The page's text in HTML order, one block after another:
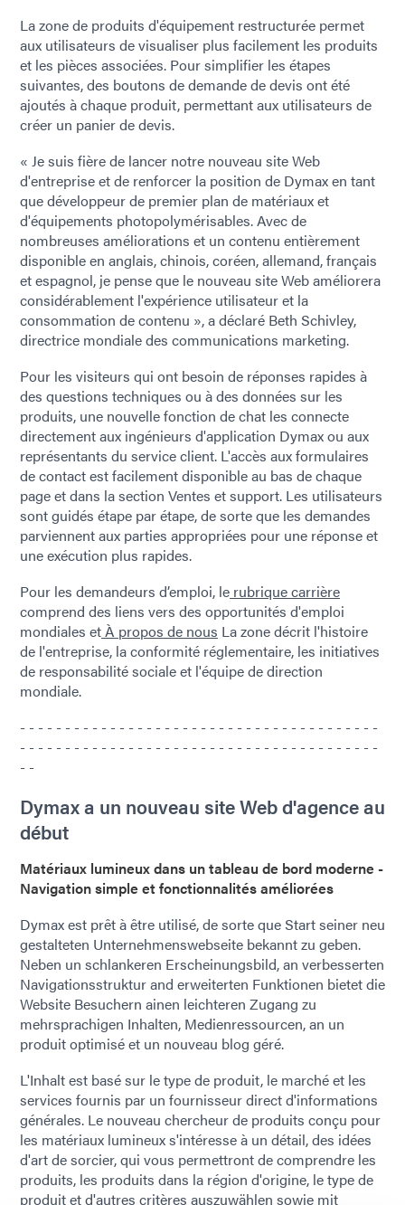
La zone de produits d'équipement restructurée permet
aux utilisateurs de visualiser plus facilement les produits
et les pièces associées. Pour simplifier les étapes
suivantes, des boutons de demande de devis ont été
ajoutés à chaque produit, permettant aux utilisateurs de
créer un panier de devis.
« Je suis fière de lancer notre nouveau site Web
d'entreprise et de renforcer la position de Dymax en tant
que développeur de premier plan de matériaux et
d'équipements photopolymérisables. Avec de
nombreuses améliorations et un contenu entièrement
disponible en anglais, chinois, coréen, allemand, français
et espagnol, je pense que le nouveau site Web améliorera
considérablement l'expérience utilisateur et la
consommation de contenu », a déclaré Beth Schivley,
directrice mondiale des communications marketing.
Pour les visiteurs qui ont besoin de réponses rapides à
des questions techniques ou à des données sur les
produits, une nouvelle fonction de chat les connecte
directement aux ingénieurs d'application Dymax ou aux
représentants du service client. L'accès aux formulaires
de contact est facilement disponible au bas de chaque
page et dans la section Ventes et support. Les utilisateurs
sont guidés étape par étape, de sorte que les demandes
parviennent aux parties appropriées pour une réponse et
une exécution plus rapides.
Pour les demandeurs d’emploi, le rubrique carrière
comprend des liens vers des opportunités d'emploi
mondiales etÀ propos de nous La zone décrit l'histoire
de l'entreprise, la conformité réglementaire, les initiatives
de responsabilité sociale et l'équipe de direction
mondiale.
- - - - - - - - - - - - - - - - - - - - - - - - - - - - - - - - - - - - - - - -
- - - - - - - - - - - - - - - - - - - - - - - - - - - - - - - - - - - - - - - -
- -
Dymax a un nouveau site Web d'agence au
début
Matériaux lumineux dans un tableau de bord moderne -
Navigation simple et fonctionnalités améliorées
Dymax est prêt à être utilisé, de sorte que Start seiner neu
gestalteten Unternehmenswebseite bekannt zu geben.
Neben un schlankeren Erscheinungsbild, an verbesserten
Navigationsstruktur and erweiterten Funktionen bietet die
Website Besuchern ainen leichteren Zugang zu
mehrsprachigen Inhalten, Medienressourcen, an un
produit optimisé et un nouveau blog géré.
L'Inhalt est basé sur le type de produit, le marché et les
services fournis par un fournisseur direct d'informations
générales. Le nouveau chercheur de produits conçu pour
les matériaux lumineux s'intéresse à un détail, des idées
d'art de sorcier, qui vous permettront de comprendre les
produits, les produits dans la région d'origine, le type de
produit et d'autres critères auszuwählen sowie mit